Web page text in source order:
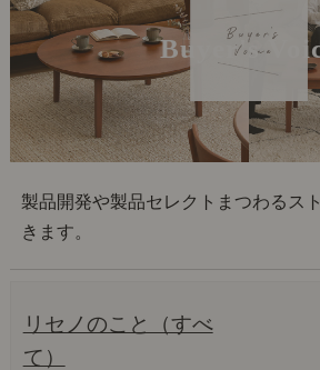
Buyer's
製品開発や製品セレクトまつわるス
きます。
リセノのこと（すべ
て）